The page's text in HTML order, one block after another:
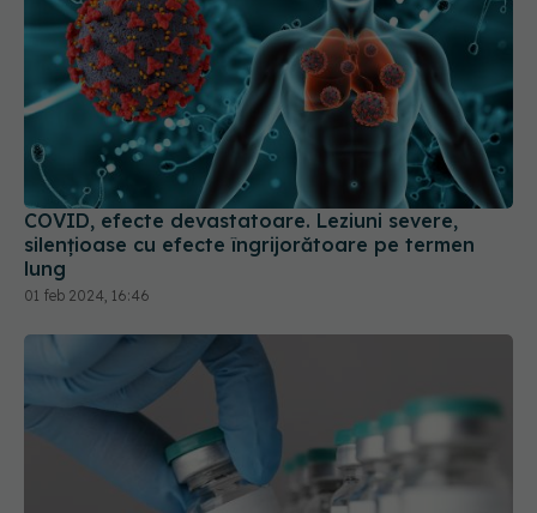
COVID, efecte devastatoare. Leziuni severe,
silențioase cu efecte îngrijorătoare pe termen
lung
01 feb 2024, 16:46